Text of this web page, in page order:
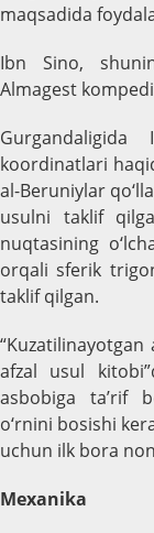
maqsadida
Ibn Sino,
Almagest
koordinatlari
al-Beruniylar
usulni taklif
nuqtasining
orqali sferik
taklif qilgan.
afzal usul
asbobiga ta’rif
o‘rnini bosishi
uchun ilk bora
Mexanika